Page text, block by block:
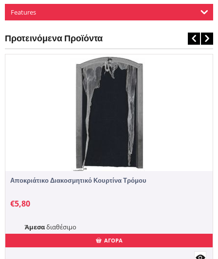
Features
Προτεινόμενα Προϊόντα
Αποκριάτικο Διακοσμητικό Κουρτίνα Τρόμου
€5,80
Άμεσαδιαθέσιμο
ΑΓΟΡΑ